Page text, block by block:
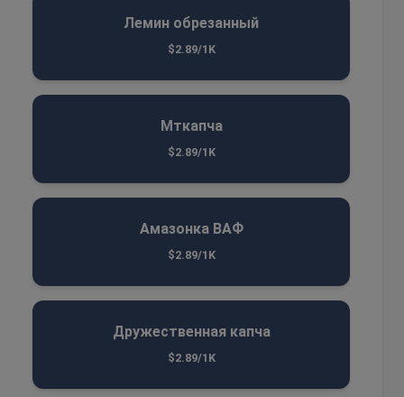
Лемин обрезанный
$2.89/1K
Мткапча
$2.89/1K
Амазонка ВАФ
$2.89/1K
Дружественная капча
$2.89/1K